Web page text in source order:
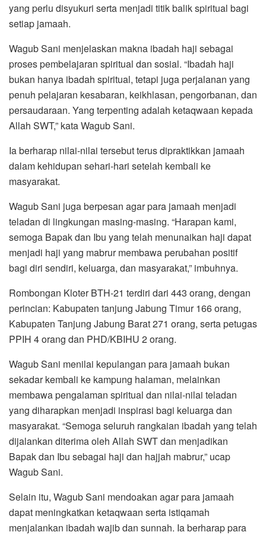
yang perlu disyukuri serta menjadi titik balik spiritual bagi
setiap jamaah.
Wagub Sani menjelaskan makna ibadah haji sebagai
proses pembelajaran spiritual dan sosial. “Ibadah haji
bukan hanya ibadah spiritual, tetapi juga perjalanan yang
penuh pelajaran kesabaran, keikhlasan, pengorbanan, dan
persaudaraan. Yang terpenting adalah ketaqwaan kepada
Allah SWT,” kata Wagub Sani.
Ia berharap nilai-nilai tersebut terus dipraktikkan jamaah
dalam kehidupan sehari-hari setelah kembali ke
masyarakat.
Wagub Sani juga berpesan agar para jamaah menjadi
teladan di lingkungan masing-masing. “Harapan kami,
semoga Bapak dan Ibu yang telah menunaikan haji dapat
menjadi haji yang mabrur membawa perubahan positif
bagi diri sendiri, keluarga, dan masyarakat,” imbuhnya.
Rombongan Kloter BTH-21 terdiri dari 443 orang, dengan
perincian: Kabupaten tanjung Jabung Timur 166 orang,
Kabupaten Tanjung Jabung Barat 271 orang, serta petugas
PPIH 4 orang dan PHD/KBIHU 2 orang.
Wagub Sani menilai kepulangan para jamaah bukan
sekadar kembali ke kampung halaman, melainkan
membawa pengalaman spiritual dan nilai-nilai teladan
yang diharapkan menjadi inspirasi bagi keluarga dan
masyarakat. “Semoga seluruh rangkaian ibadah yang telah
dijalankan diterima oleh Allah SWT dan menjadikan
Bapak dan Ibu sebagai haji dan hajjah mabrur,” ucap
Wagub Sani.
Selain itu, Wagub Sani mendoakan agar para jamaah
dapat meningkatkan ketaqwaan serta istiqamah
menjalankan ibadah wajib dan sunnah. Ia berharap para